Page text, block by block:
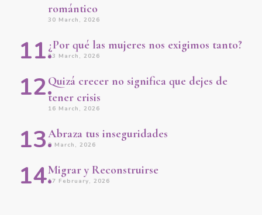
romántico
30 March, 2026
¿Por qué las mujeres nos exigimos tanto?
23 March, 2026
Quizá crecer no significa que dejes de
tener crisis
16 March, 2026
Abraza tus inseguridades
9 March, 2026
Migrar y Reconstruirse
17 February, 2026